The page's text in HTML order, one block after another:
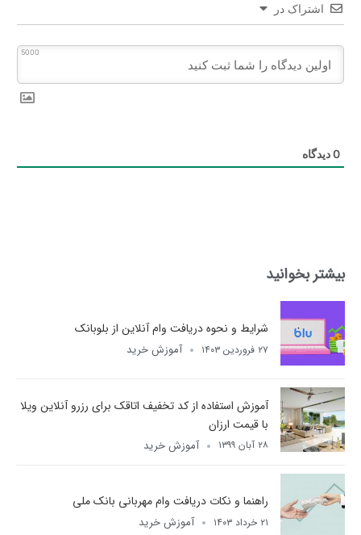
اشتراک در
5000
0دیدگاه
بیشتر بخوانید
شرایط و نحوه دریافت وام آنلاین از بلوبانک
۲۷ فروردین ۱۴۰۳ آموزش خرید
آموزش استفاده از کد تخفیف اتاقک برای رزرو آنلاین ویلا
با قیمت ارزان
۲۸ آبان ۱۳۹۹ آموزش خرید
راهنما و نکات دریافت وام مهربانی بانک ملی
۲۱ خرداد ۱۴۰۳ آموزش خرید